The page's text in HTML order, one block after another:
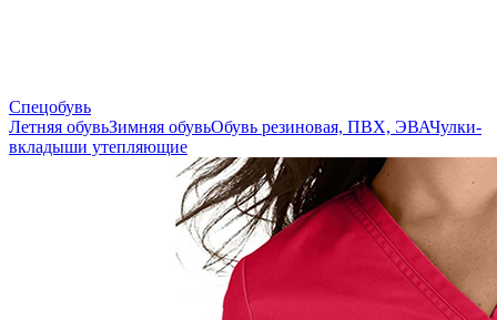
Спецобувь
Летняя обувьЗимняя обувьОбувь резиновая, ПВХ, ЭВАЧулки-
вкладыши утепляющие